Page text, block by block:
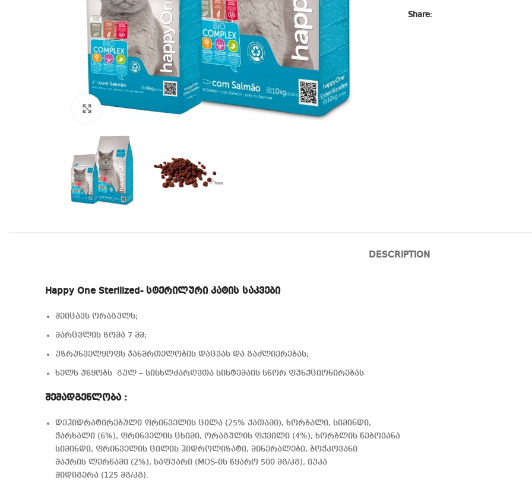
Click to enlarge
Share:
DESCRIPTION
Happy One Sterilized- სტერილური კატის საკვები
შეიცავს ორაგულს;
მარცვლის ზომა 7 მმ;
უზრუნველყოფს ჯანმრთელობის დაცვას და გაძლიერებას;
ხელს უწყობს Გულ – სისხლძარღვთა სისტემაის სწორ ფუნქციონირებას
შემადგენლობა :
დეჰიდრატირებული ფრინველის ცილა (25% ქათამი), ხორბალი, სიმინდი,
ჭარხალი (6%), ფრინველის ცხიმი, ორაგულის ფქვილი (4%), ხორბლის წებოვანა
სიმინდი, ფრინველის ცილის ჰიდროლიზატი, მინერალები, ბოჭკოვანი
შაქრის ლერწამი (2%), საფუარი (MOS-ის წყარო 500 მგ/კგ), იუკა
შიდიგერა (125 მგ/კგ).